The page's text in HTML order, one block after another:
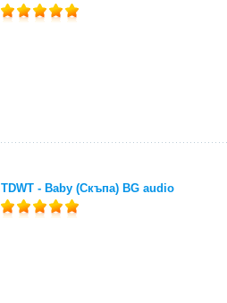
TDWT - Baby (Скъпа) BG audio